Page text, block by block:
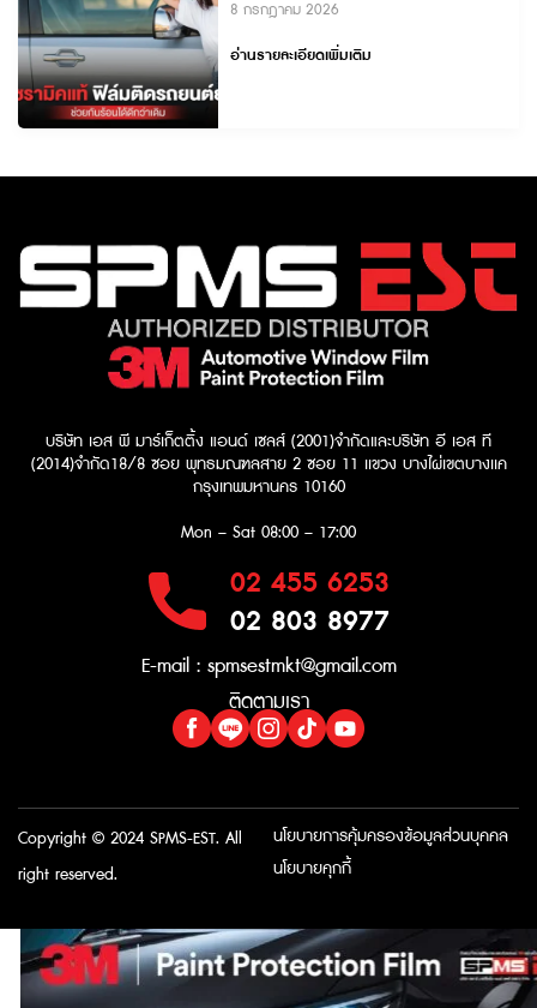
8 กรกฎาคม 2026
อ่านรายละเอียดเพิ่มเติม
บริษัท เอส พี มาร์เก็ตติ้ง แอนด์ เซลส์ (2001)จำกัดและบริษัท อี เอส ที
(2014)จำกัด​18/8 ซอย พุทธมณฑลสาย 2 ซอย 11 เเขวง บางไผ่เขตบางเเค
กรุงเทพมหานคร 10160
Mon – Sat 08:00 – 17:00
02 455 6253
02 803 8977
E-mail : spmsestmkt@gmail.com
ติดตามเรา
Copyright © 2024 SPMS-EST. All
right reserved.
นโยบายการคุ้มครองข้อมูลส่วนบุคคล
นโยบายคุกกี้